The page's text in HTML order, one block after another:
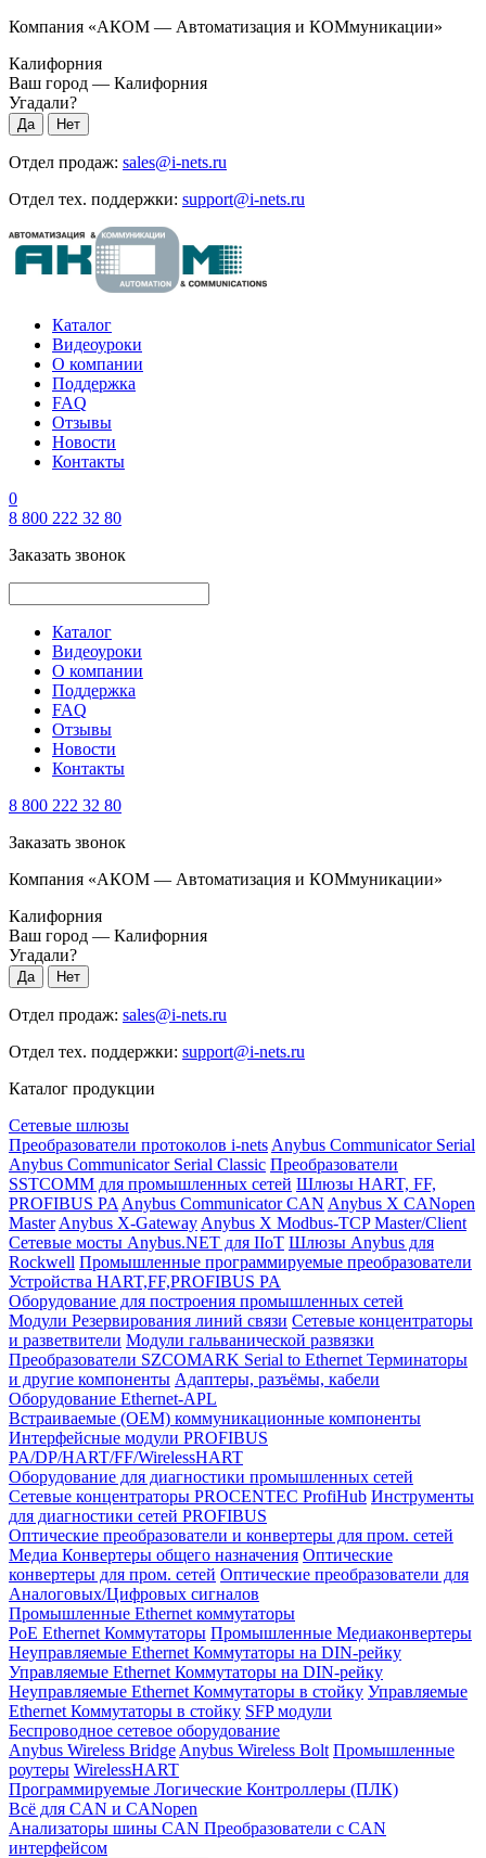
Компания «АКОМ — Автоматизация и КОМмуникации»
Калифорния
Ваш город — Калифорния
Угадали?
Отдел продаж: sales@i-nets.ru
Отдел тех. поддержки: support@i-nets.ru
Каталог
Видеоуроки
О компании
Поддержка
FAQ
Отзывы
Новости
Контакты
0
8 800 222 32 80
Заказать звонок
Каталог
Видеоуроки
О компании
Поддержка
FAQ
Отзывы
Новости
Контакты
8 800 222 32 80
Заказать звонок
Компания «АКОМ — Автоматизация и КОМмуникации»
Калифорния
Ваш город — Калифорния
Угадали?
Отдел продаж: sales@i-nets.ru
Отдел тех. поддержки: support@i-nets.ru
Каталог продукции
Сетевые шлюзы
Преобразователи протоколов i-nets Anybus Communicator Serial
Anybus Communicator Serial Classic Преобразователи
SSTCOMM для промышленных сетей Шлюзы HART, FF,
PROFIBUS PA Anybus Communicator CAN Anybus X CANopen
Master Anybus X-Gateway Anybus X Modbus-TCP Master/Client
Сетевые мосты Anybus.NET для IIoT Шлюзы Anybus для
Rockwell Промышленные программируемые преобразователи
Устройства HART,FF,PROFIBUS PA
Оборудование для построения промышленных сетей
Модули Резервирования линий связи Сетевые концентраторы
и разветвители Модули гальванической развязки
Преобразователи SZCOMARK Serial to Ethernet Терминаторы
и другие компоненты Адаптеры, разъёмы, кабели
Оборудование Ethernet-APL
Встраиваемые (OEM) коммуникационные компоненты
Интерфейсные модули PROFIBUS
PA/DP/HART/FF/WirelessHART
Оборудование для диагностики промышленных сетей
Сетевые концентраторы PROCENTEC ProfiHub Инструменты
для диагностики сетей PROFIBUS
Оптические преобразователи и конвертеры для пром. сетей
Медиа Конвертеры общего назначения Оптические
конвертеры для пром. сетей Оптические преобразователи для
Аналоговых/Цифровых сигналов
Промышленные Ethernet коммутаторы
PoE Ethernet Коммутаторы Промышленные Медиаконвертеры
Неуправляемые Ethernet Коммутаторы на DIN-рейку
Управляемые Ethernet Коммутаторы на DIN-рейку
Неуправляемые Ethernet Коммутаторы в стойку Управляемые
Ethernet Коммутаторы в стойку SFP модули
Беспроводное сетевое оборудование
Anybus Wireless Bridge Anybus Wireless Bolt Промышленные
роутеры WirelessHART
Программируемые Логические Контроллеры (ПЛК)
Всё для CAN и CANopen
Анализаторы шины CAN Преобразователи с CAN
интерфейсом